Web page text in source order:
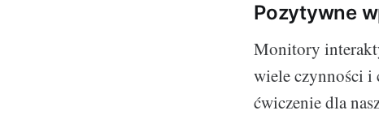
Pozytywne
Monitory
wiele czynności i
ćwiczenie dla